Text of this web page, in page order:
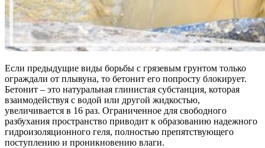
Если предыдущие виды борьбы с грязевым грунтом только
ограждали от плывуна, то бетонит его попросту блокирует.
Бетонит – это натуральная глинистая субстанция, которая
взаимодействуя с водой или другой жидкостью,
увеличивается в 16 раз. Ограниченное для свободного
разбухания пространство приводит к образованию надежного
гидроизоляционного геля, полностью препятствующего
поступлению и проникновению влаги.